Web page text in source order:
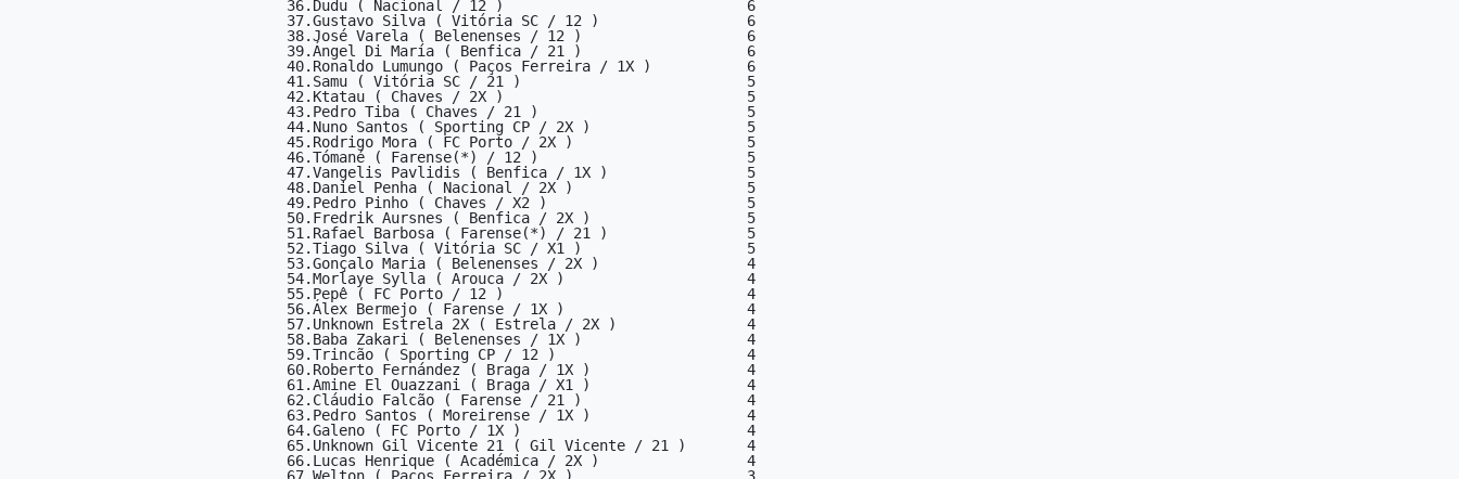
36.Dudu ( Nacional / 12 )                            6
37.Gustavo Silva ( Vitória SC / 12 )                 6
38.José Varela ( Belenenses / 12 )                   6
39.Ángel Di María ( Benfica / 21 )                   6
40.Ronaldo Lumungo ( Paços Ferreira / 1X )           6
41.Samu ( Vitória SC / 21 )                          5
42.Ktatau ( Chaves / 2X )                            5
43.Pedro Tiba ( Chaves / 21 )                        5
44.Nuno Santos ( Sporting CP / 2X )                  5
45.Rodrigo Mora ( FC Porto / 2X )                    5
46.Tómané ( Farense(*) / 12 )                        5
47.Vangelis Pavlidis ( Benfica / 1X )                5
48.Daniel Penha ( Nacional / 2X )                    5
49.Pedro Pinho ( Chaves / X2 )                       5
50.Fredrik Aursnes ( Benfica / 2X )                  5
51.Rafael Barbosa ( Farense(*) / 21 )                5
52.Tiago Silva ( Vitória SC / X1 )                   5
53.Gonçalo Maria ( Belenenses / 2X )                 4
54.Morlaye Sylla ( Arouca / 2X )                     4
55.Pepê ( FC Porto / 12 )                            4
56.Álex Bermejo ( Farense / 1X )                     4
57.Unknown Estrela 2X ( Estrela / 2X )               4
58.Baba Zakari ( Belenenses / 1X )                   4
59.Trincão ( Sporting CP / 12 )                      4
60.Roberto Fernández ( Braga / 1X )                  4
61.Amine El Ouazzani ( Braga / X1 )                  4
62.Cláudio Falcão ( Farense / 21 )                   4
63.Pedro Santos ( Moreirense / 1X )                  4
64.Galeno ( FC Porto / 1X )                          4
65.Unknown Gil Vicente 21 ( Gil Vicente / 21 )       4
66.Lucas Henrique ( Académica / 2X )                 4